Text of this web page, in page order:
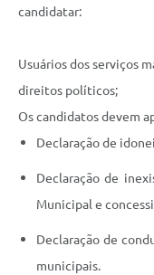
candidatar:
Usuários dos serviços
direitos políticos;
Os candidatos devem
Declaração de
Declaração de
Municipal e
Declaração de
municipais.